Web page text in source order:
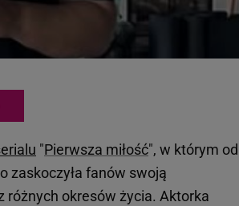
"Pierwsza miłość", w którym od
zaskoczyła fanów swoją
okresów życia. Aktorka